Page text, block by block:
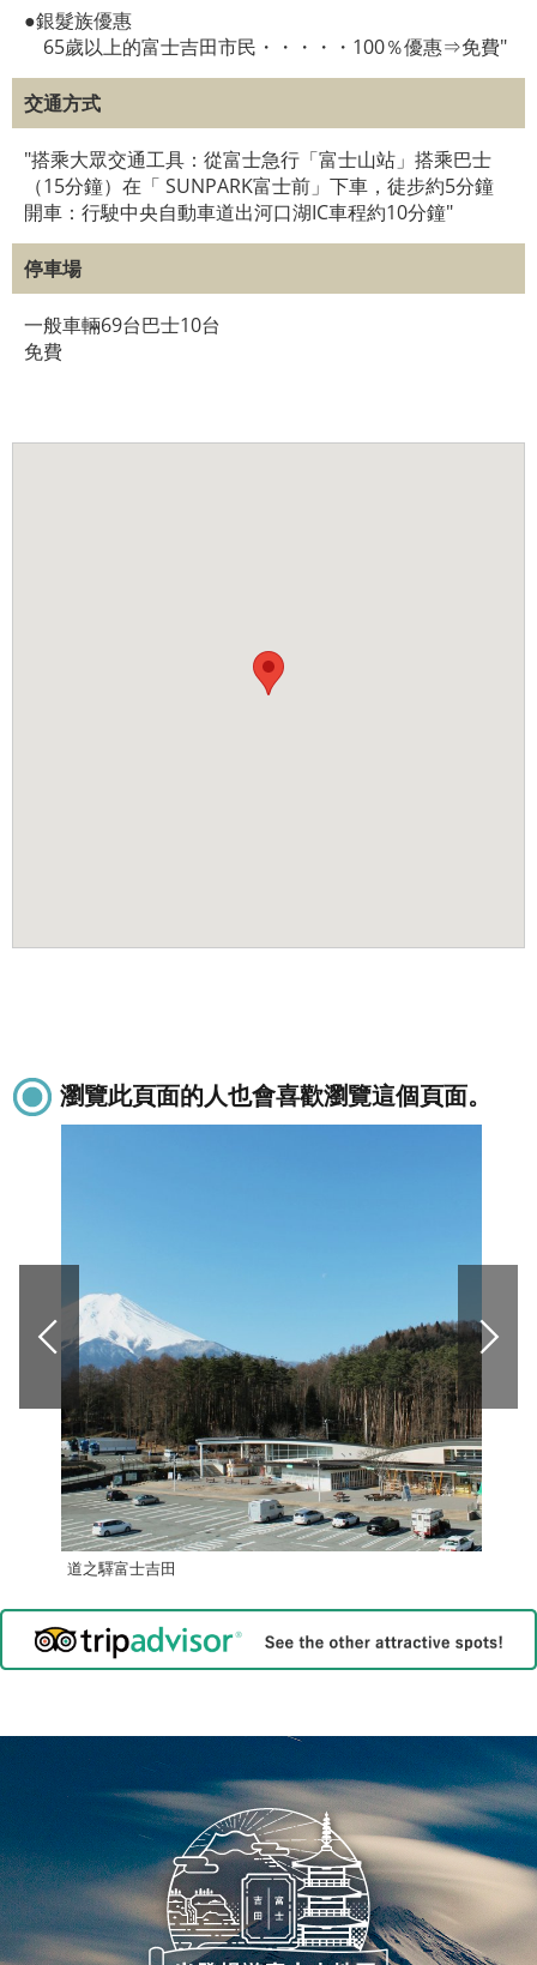
●銀髮族優惠
65歲以上的富士吉田市民・・・・・100％優惠⇒免費"
交通方式
"搭乘大眾交通工具：從富士急行「富士山站」搭乘巴士
（15分鐘）在「 SUNPARK富士前」下車，徒步約5分鐘
開車：行駛中央自動車道出河口湖IC車程約10分鐘"
停車場
一般車輛69台巴士10台
免費
瀏覽此頁面的人也會喜歡瀏覽這個頁面。
道之驛富士吉田